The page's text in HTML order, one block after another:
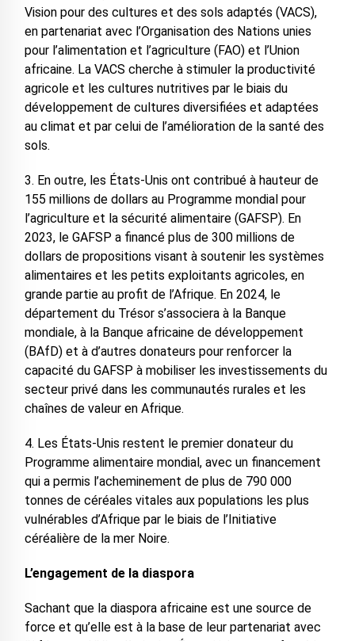
Vision pour des cultures et des sols adaptés (VACS),
en partenariat avec l’Organisation des Nations unies
pour l’alimentation et l’agriculture (FAO) et l’Union
africaine. La VACS cherche à stimuler la productivité
agricole et les cultures nutritives par le biais du
développement de cultures diversifiées et adaptées
au climat et par celui de l’amélioration de la santé des
sols.
3. En outre, les États-Unis ont contribué à hauteur de
155 millions de dollars au Programme mondial pour
l’agriculture et la sécurité alimentaire (GAFSP). En
2023, le GAFSP a financé plus de 300 millions de
dollars de propositions visant à soutenir les systèmes
alimentaires et les petits exploitants agricoles, en
grande partie au profit de l’Afrique. En 2024, le
département du Trésor s’associera à la Banque
mondiale, à la Banque africaine de développement
(BAfD) et à d’autres donateurs pour renforcer la
capacité du GAFSP à mobiliser les investissements du
secteur privé dans les communautés rurales et les
chaînes de valeur en Afrique.
4. Les États-Unis restent le premier donateur du
Programme alimentaire mondial, avec un financement
qui a permis l’acheminement de plus de 790 000
tonnes de céréales vitales aux populations les plus
vulnérables d’Afrique par le biais de l’Initiative
céréalière de la mer Noire.
L’engagement de la diaspora
Sachant que la diaspora africaine est une source de
force et qu’elle est à la base de leur partenariat avec